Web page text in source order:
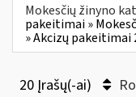
Mokesčių žinyno
pakeitimai »
» Akcizų pakeitimai
20 Įrašų(-ai)